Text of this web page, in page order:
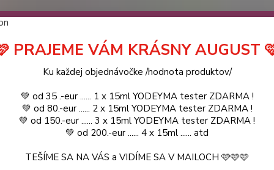
❤️ od .. 35 .-eur CENA PRODUKTOV si môžte vybrať ..
.. (TIE VŠAK TERBA VPÍSAŤ V SEKCII DODACE
a VIDÍME SA V MAILOCH a v Košiciach :) aj OSOBNE. 👋🤚👋 ..
KATALÓG Blog
Hľadať
YODEYMA - DÁMSKE PARFEMY VZORKY VôNÍ IRIS / Inšpirovaná
PRAJEME VÁM KRÁSNY AUGUST
Ku každej objednávočke /hodnota produktov/
💚 od 35 .-eur ...... 1 x 15ml YODEYMA tester ZDARMA !
💚 od 80.-eur ...... 2 x 15ml YODEYMA tester ZDARMA !
💚 od 150.-eur ...... 3 x 15ml YODEYMA tester ZDARMA !
💚 od 200.-eur ...... 4 x 15ml ...... atd
TEŠÍME SA NA VÁS a VIDÍME SA V MAILOCH 🩷🩷🩷